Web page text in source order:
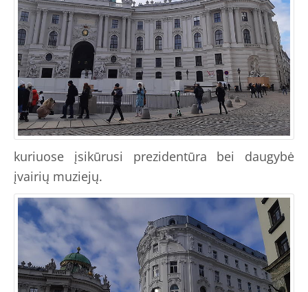
kuriuose įsikūrusi prezidentūra bei daugybė
įvairių muziejų.